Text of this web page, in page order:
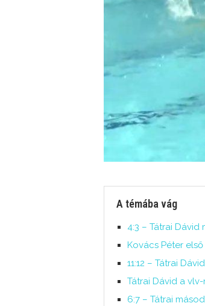
A témába vág
4:3 – Tátrai Dávid
Kovács Péter
11:12 – Tátrai
Tátrai Dávid a vlv-
6:7 – Tátrai